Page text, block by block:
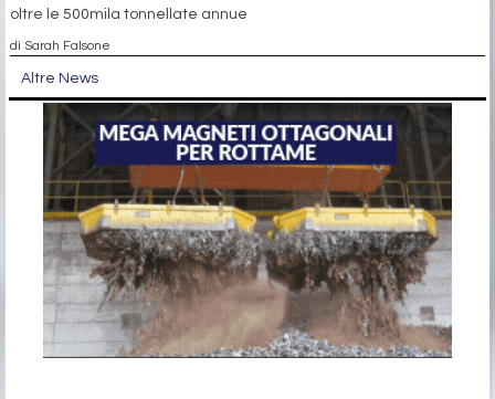
oltre le 500mila tonnellate annue
di Sarah Falsone
Altre News